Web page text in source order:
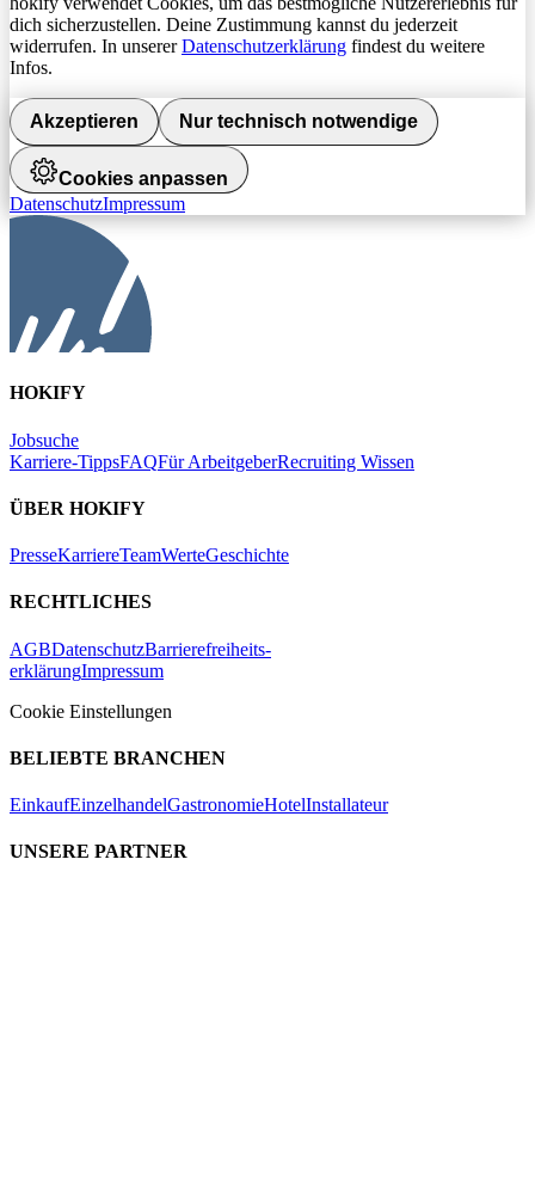
dich sicherzustellen. Deine Zustimmung kannst du jederzeit
widerrufen. In unsererDatenschutzerklärung findest du weitere
Infos.
Akzeptieren Nur technisch notwendige
Cookies anpassen
DatenschutzImpressum
HOKIFY
Jobsuche
Karriere-TippsFAQFür ArbeitgeberRecruiting Wissen
ÜBER HOKIFY
PresseKarriereTeamWerteGeschichte
RECHTLICHES
AGBDatenschutzBarrierefreiheits-
erklärungImpressum
Cookie Einstellungen
BELIEBTE BRANCHEN
EinkaufEinzelhandelGastronomieHotelInstallateur
UNSERE PARTNER